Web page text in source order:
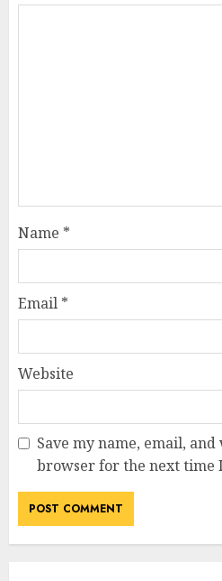
Name *
Email *
Website
Save my name, email,
browser for the next time